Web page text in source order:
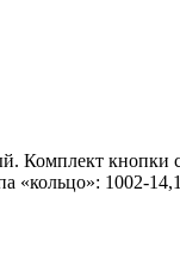
Комплект
«кольцо»: 1002-